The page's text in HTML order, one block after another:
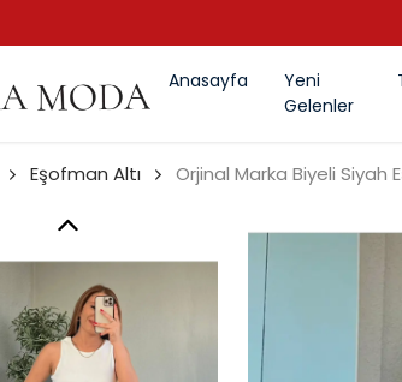
Anasayfa
Yeni
Gelenler
Eşofman Altı Orjinal Marka Biyeli Siyah